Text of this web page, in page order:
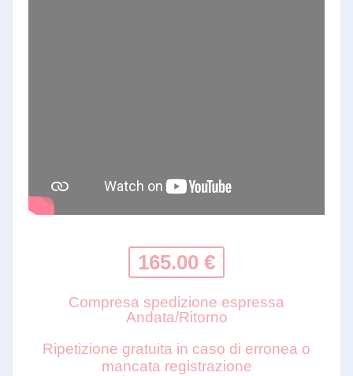
165.00 €
Compresa spedizione espressa
Andata/Ritorno
Ripetizione gratuita in caso di erronea o
mancata registrazione